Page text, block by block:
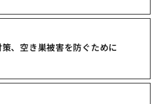
、空き巣被害を防ぐために